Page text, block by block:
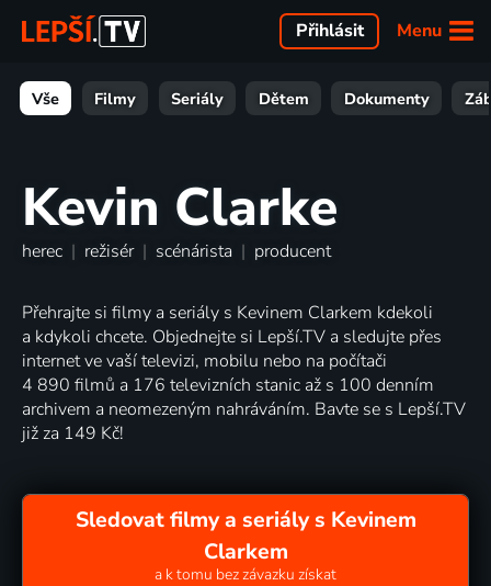
Menu
Přihlásit
Vše Filmy Seriály Dětem Dokumenty
Kevin Clarke
herec | režisér | scénárista | producent
Přehrajte si filmy a seriály s Kevinem Clarkem kdekoli
a kdykoli chcete. Objednejte si Lepší.TV a sledujte přes
internet ve vaší televizi, mobilu nebo na počítači
4 890 filmů a 176 televizních stanic až s 100 denním
archivem a neomezeným nahráváním. Bavte se s Lepší.TV
již za 149 Kč!
Sledovat filmy a seriály s Kevinem
Clarkem
a k tomu bez závazku získat